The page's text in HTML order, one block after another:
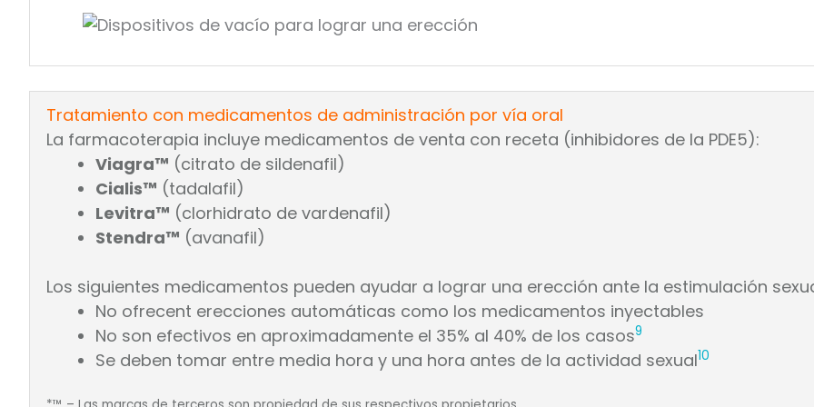
Tratamiento con medicamentos de administración por vía oral
La farmacoterapia incluye medicamentos de venta con receta (inhibidores de la PDE5):
Viagra™ (citrato de sildenafil)
Cialis™ (tadalafil)
Levitra™ (clorhidrato de vardenafil)
Stendra™ (avanafil)
Los siguientes medicamentos pueden ayudar a lograr una erección ante la estimulación
No ofrecent erecciones automáticas como los medicamentos inyectables
No son efectivos en aproximadamente el 35% al 40% de los casos9
Se deben tomar entre media hora y una hora antes de la actividad sexual10